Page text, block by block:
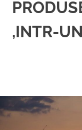
,INTR-
pescuit,
intr-